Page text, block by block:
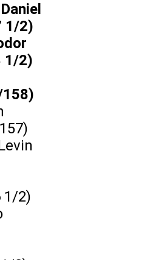
Daniel
1/2)
Theodor
2)
Cedric
Steffen
Levin
Timon
2)
Fabio
Xenia